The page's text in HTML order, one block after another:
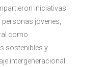
iniciativas
jóvenes,
como
sostenibles y
intergeneracional.